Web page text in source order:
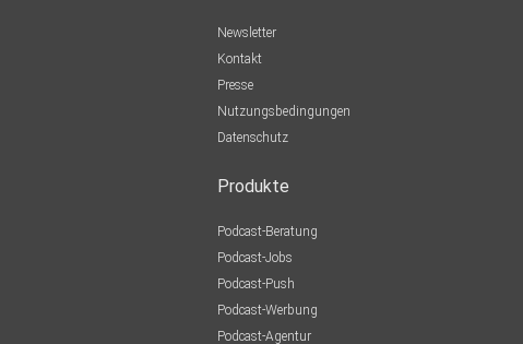
Newsletter
Kontakt
Presse
Nutzungsbedingungen
Datenschutz
Produkte
Podcast-Beratung
Podcast-Jobs
Podcast-Push
Podcast-Werbung
Podcast-Agentur